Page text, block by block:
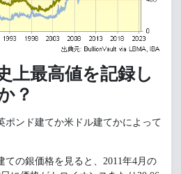
上最高値を記録し
？
ポンド建てか米ドル建てかによって
ての銀価格を見ると、2011年4月の